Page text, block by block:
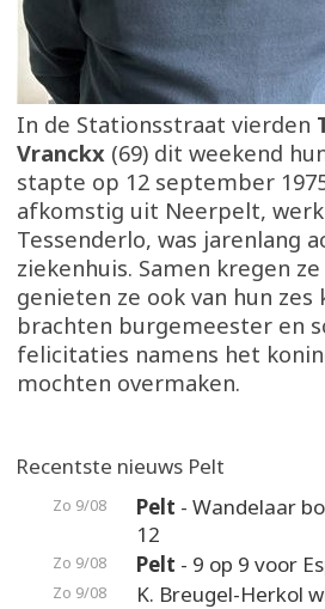
In de Stationsstraat vierden
Vranckx (69) dit weekend
stapte op 12 september
afkomstig uit Neerpelt,
Tessenderlo, was jarenlang
ziekenhuis. Samen kregen
genieten ze ook van hun
brachten burgemeester en
felicitaties namens het
mochten overmaken.
Recentste nieuws Pelt
Zo 9/08 Pelt - Wandelaar
12
Zo 9/08 Pelt - 9 op 9 voor
Zo 9/08 K. Breugel-Herkol